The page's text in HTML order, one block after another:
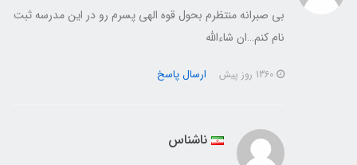
بی صبرانه منتظرم بحول قوه الهی پسرم رو در این مدرسه ثبت
نام کنم…ان شاءالله
ارسال پاسخ
ناشناس